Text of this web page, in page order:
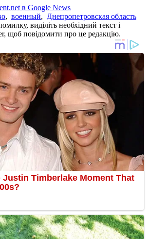
в Google News
, военный, Днепропетровская область
виділіть необхідний текст і
щоб повідомити про це редакцію.